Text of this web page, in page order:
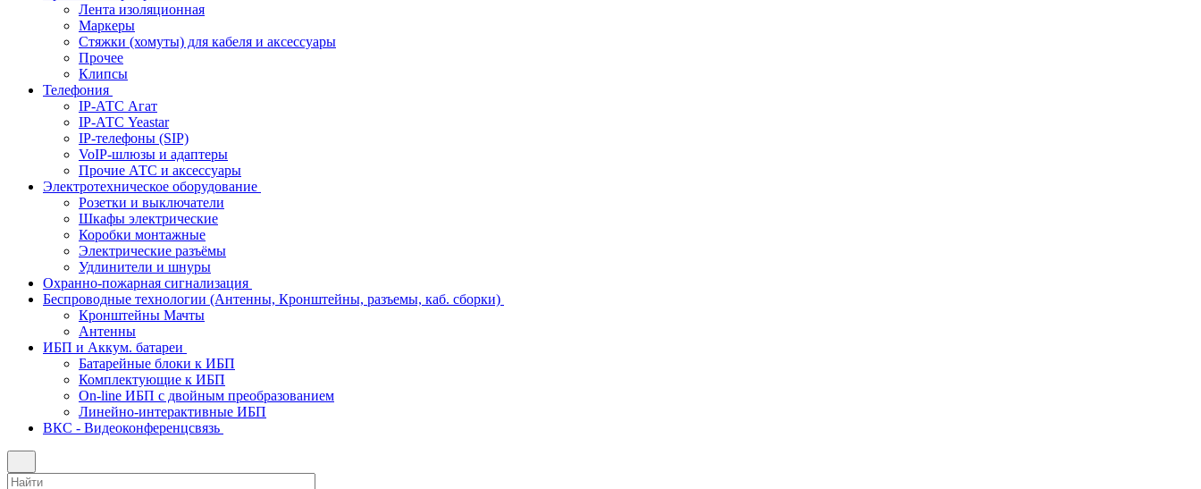
Лента изоляционная
Маркеры
Стяжки (хомуты) для кабеля и аксессуары
Прочее
Клипсы
Телефония
IP-АТС Агат
IP-АТС Yeastar
IP-телефоны (SIP)
VoIP-шлюзы и адаптеры
Прочие АТС и аксессуары
Электротехническое оборудование
Розетки и выключатели
Шкафы электрические
Коробки монтажные
Электрические разъёмы
Удлинители и шнуры
Охранно-пожарная сигнализация
Беспроводные технологии (Антенны, Кронштейны, разъемы, каб. сборки)
Кронштейны Мачты
Антенны
ИБП и Аккум. батареи
Батарейные блоки к ИБП
Комплектующие к ИБП
On-line ИБП с двойным преобразованием
Линейно-интерактивные ИБП
ВКС - Видеоконференцсвязь